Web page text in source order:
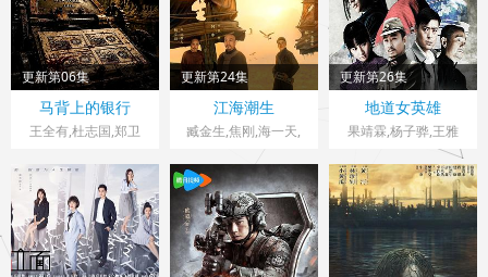
更新第06集
中国大陆> 大陆剧
2026 导演：杜志国,
马背上的银行
王全有,杜志国,郑卫
政,郭烁杰,阎妮
更新第24集
中国大陆> 大陆剧
2026 导演：王伟民
江海潮生
臧金生,焦刚,海一天,
杨立新,辛鹏,黑子,郝
平,刘佳,陈乔恩,刘向
京,沈保平,秦天宇,何
中华,焉栩嘉,董勇,仁
龙,何冰,丁柳元,周征
更新第26集
中国大陆> 大陆剧
2016 导演：吴斌
地道女英雄
果靖霖,杨子骅,王雅
捷,井凌潇,张桐,瑛子,
蒋伟男,赵子惠,薛芊芊